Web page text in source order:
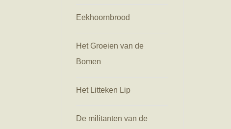
Eekhoornbrood
Het Groeien van de
Bomen
Het Litteken Lip
De militanten van de